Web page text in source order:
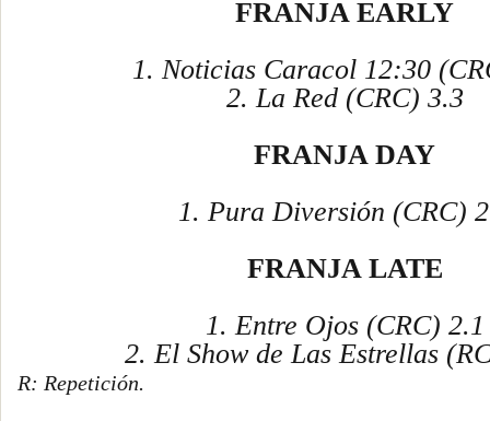
FRANJA EARLY
1. Noticias Caracol 12:30
2. La Red (CRC) 3.3
FRANJA DAY
1. Pura Diversión (CRC)
FRANJA LATE
1. Entre Ojos (CRC) 2.1
2. El Show de Las Estrellas
R: Repetición.